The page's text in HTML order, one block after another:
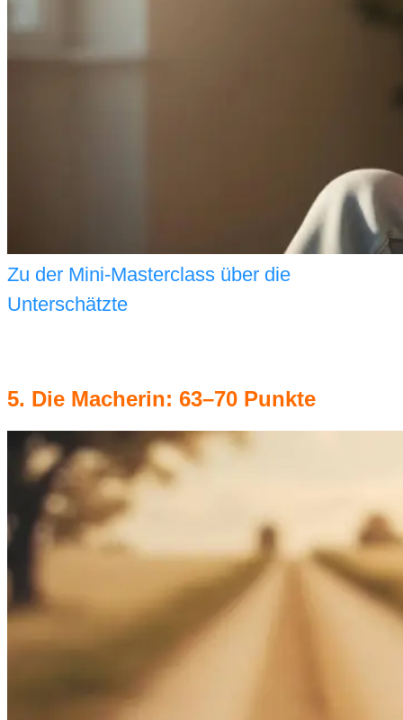
Zu der Mini-Masterclass über die
Unterschätzte
5. Die Macherin: 63–70 Punkte